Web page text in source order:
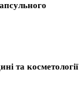
та косметології